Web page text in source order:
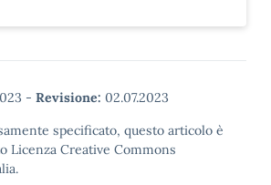
- Revisione: 02.07.2023
specificato, questo articolo è
Licenza Creative Commons